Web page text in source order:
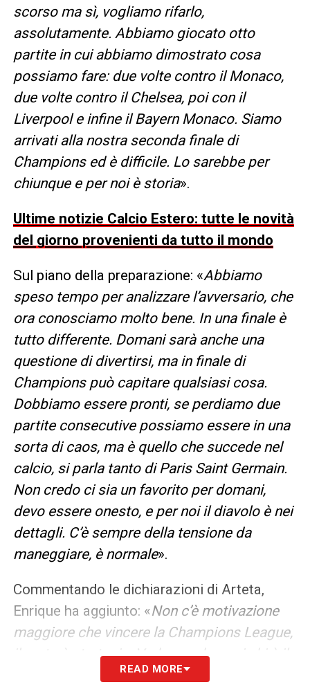
scorso ma sì, vogliamo rifarlo,
assolutamente. Abbiamo giocato otto
partite in cui abbiamo dimostrato cosa
possiamo fare: due volte contro il Monaco,
due volte contro il Chelsea, poi con il
Liverpool e infine il Bayern Monaco. Siamo
arrivati alla nostra seconda finale di
Champions ed è difficile. Lo sarebbe per
chiunque e per noi è storia».
Ultime notizie Calcio Estero: tutte le novità
del giorno provenienti da tutto il mondo
Sul piano della preparazione: «Abbiamo
speso tempo per analizzare l’avversario, che
ora conosciamo molto bene. In una finale è
tutto differente. Domani sarà anche una
questione di divertirsi, ma in finale di
Champions può capitare qualsiasi cosa.
Dobbiamo essere pronti, se perdiamo due
partite consecutive possiamo essere in una
sorta di caos, ma è quello che succede nel
calcio, si parla tanto di Paris Saint Germain.
Non credo ci sia un favorito per domani,
devo essere onesto, e per noi il diavolo è nei
dettagli. C’è sempre della tensione da
maneggiare, è normale».
Commentando le dichiarazioni di Arteta,
Enrique ha aggiunto: «Non c’è motivazione
maggiore che vincere la Champions League,
il resto è strategia. Vedremo domani chi è il
migliore, spero che potremo mostrare il
READ MORE